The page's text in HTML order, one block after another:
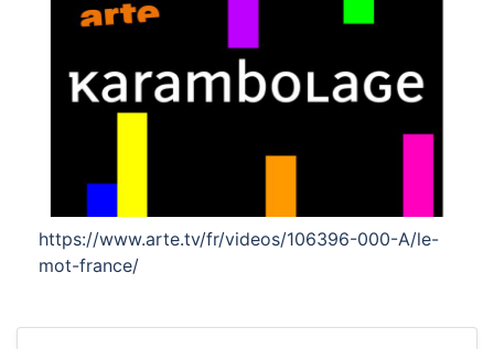
https://www.arte.tv/fr/videos/106396-000-A/le-
mot-france/